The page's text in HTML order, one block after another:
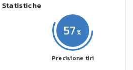
Statistiche
57
Precisione tiri